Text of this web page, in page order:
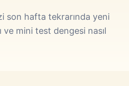
son hafta tekrarında yeni
ve mini test dengesi nasıl